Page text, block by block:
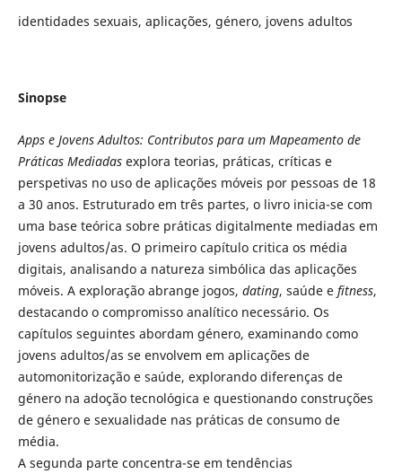
identidades sexuais, aplicações, género, jovens adultos
Sinopse
Apps e Jovens Adultos: Contributos para um Mapeamento de
Práticas Mediadasexplora teorias, práticas, críticas e
perspetivas no uso de aplicações móveis por pessoas de 18
a 30 anos. Estruturado em três partes, o livro inicia-se com
uma base teórica sobre práticas digitalmente mediadas em
jovens adultos/as. O primeiro capítulo critica os média
digitais, analisando a natureza simbólica das aplicações
móveis. A exploração abrange jogos, dating, saúde e fitness,
destacando o compromisso analítico necessário. Os
capítulos seguintes abordam género, examinando como
jovens adultos/as se envolvem em aplicações de
automonitorização e saúde, explorando diferenças de
género na adoção tecnológica e questionando construções
de género e sexualidade nas práticas de consumo de
média.
A segunda parte concentra-se em tendências